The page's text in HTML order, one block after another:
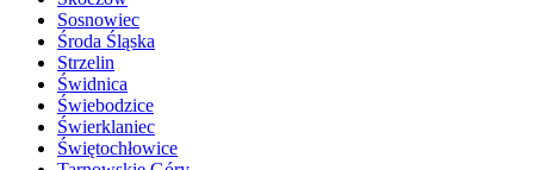
Sosnowiec
Środa Śląska
Strzelin
Świdnica
Świebodzice
Świerklaniec
Świętochłowice